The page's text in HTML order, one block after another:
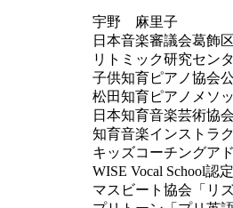
宇野 麻里子
日本音楽審議会葛飾
リトミック研究セン
子供知育ピアノ協会
松田知育ピアノメソ
日本知育音楽芸術協
知育音楽インストラ
キッズコーチングア
WISE Vocal School認
マスビート協会「リ